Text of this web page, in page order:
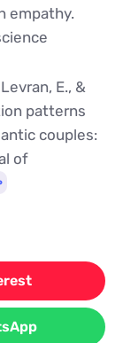
empathy.
E., &
patterns
couples:
of